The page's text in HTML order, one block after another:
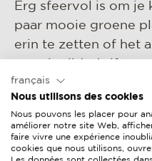
Erg sfeervol is om je
paar mooie groene
erin te zetten of het
tafel of eventueel
zoals basilicum en
bekijk hier
français
Nous utilisons des cookies
Nous pouvons les placer pour
améliorer notre site Web,
faire vivre une expérience
cookies que nous utilisons,